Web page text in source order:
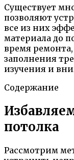
Существует
позволяют
все из них
материала до
время
заполнения
изучения и
Содержание
потолка
Рассмотрим